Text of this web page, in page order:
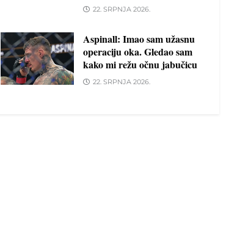
22. SRPNJA 2026.
Aspinall: Imao sam užasnu
operaciju oka. Gledao sam
kako mi režu očnu jabučicu
22. SRPNJA 2026.